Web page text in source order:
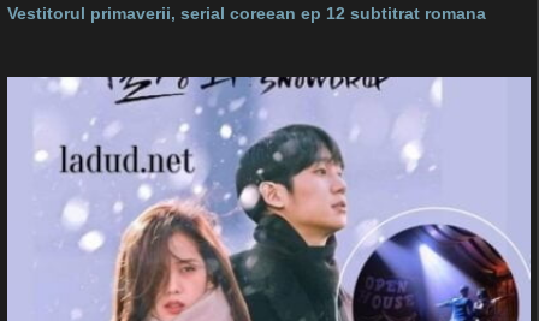
Vestitorul primaverii, serial coreean ep 12 subtitrat romana